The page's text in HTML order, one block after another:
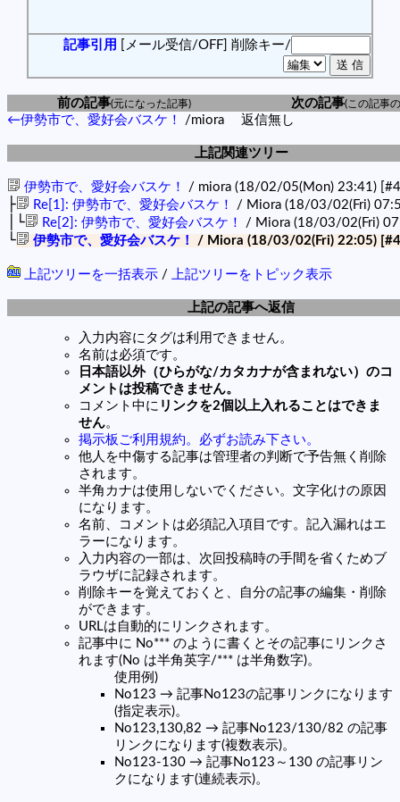
記事引用 [メール受信/OFF] 削除キー/
前の記事(元になった記事) 次の記事(この記事
←伊勢市で、愛好会バスケ！ /miora 返信無し
上記関連ツリー
伊勢市で、愛好会バスケ！ / miora (18/02/05(Mon) 23:41)
├ Re[1]: 伊勢市で、愛好会バスケ！ / Miora (18/03/02(Fri)
│└ Re[2]: 伊勢市で、愛好会バスケ！ / Miora (18/03/02(Fri)
└ 伊勢市で、愛好会バスケ！ / Miora (18/03/02(Fri) 22:05)
上記ツリーを一括表示 / 上記ツリーをトピック表示
上記の記事へ返信
入力内容にタグは利用できません。
名前は必須です。
日本語以外（ひらがな/カタカナが含まれない）のコ
メントは投稿できません。
コメント中に リンクを2個以上入れることはできま
せん。
掲示板ご利用規約。必ずお読み下さい。
他人を中傷する記事は管理者の判断で予告無く削除
されます。
半角カナは使用しないでください。文字化けの原因
になります。
名前、コメントは必須記入項目です。記入漏れはエ
ラーになります。
入力内容の一部は、次回投稿時の手間を省くためブ
ラウザに記録されます。
削除キーを覚えておくと、自分の記事の編集・削除
ができます。
URLは自動的にリンクされます。
記事中に No*** のように書くとその記事にリンクさ
れます(No は半角英字/*** は半角数字)。
使用例)
No123 → 記事No123の記事リンクになります
(指定表示)。
No123,130,82 → 記事No123/130/82 の記事
リンクになります(複数表示)。
No123-130 → 記事No123～130 の記事リン
クになります(連続表示)。